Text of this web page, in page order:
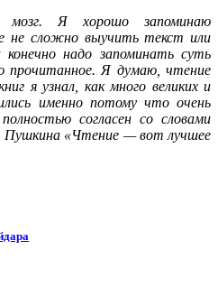
мозг. Я хорошо запоминаю
не сложно выучить текст или
надо запоминать суть
прочитанное. Я думаю, чтение
я узнал, как много великих и
именно потому что очень
согласен со словами
Пушкина «Чтение — вот лучшее